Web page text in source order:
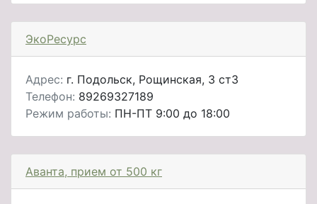
ЭкоРесурс
Адрес: г. Подольск, Рощинская, 3 ст3
Телефон: 89269327189
Режим работы: ПН-ПТ 9:00 до 18:00
Аванта, прием от 500 кг